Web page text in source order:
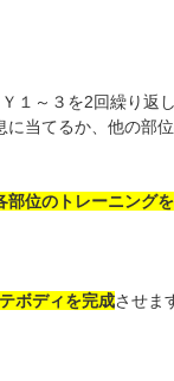
１～３を2回繰り返
当てるか、他の部
部位のトレーニングを
ボディを完成させま